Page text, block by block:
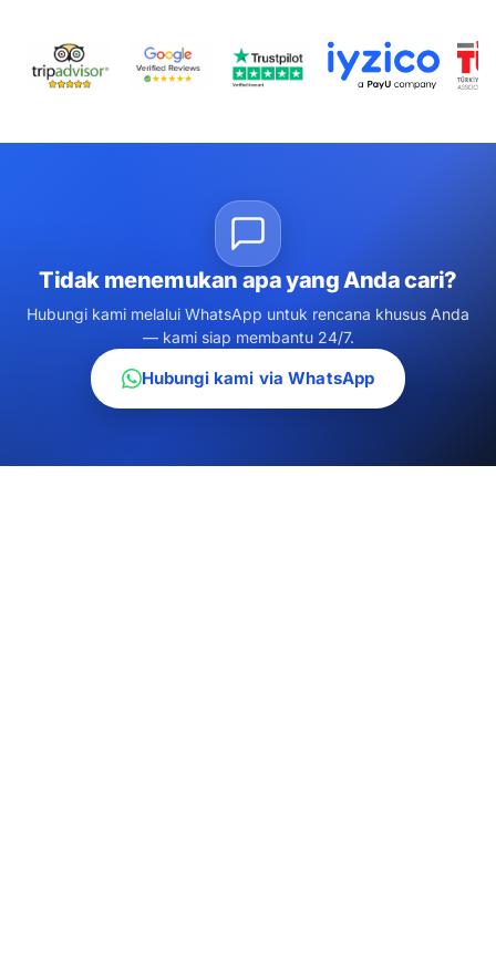
Tidak menemukan apa yang Anda cari?
Hubungi kami melalui WhatsApp untuk rencana khusus Anda
— kami siap membantu 24/7.
Hubungi kami via WhatsApp